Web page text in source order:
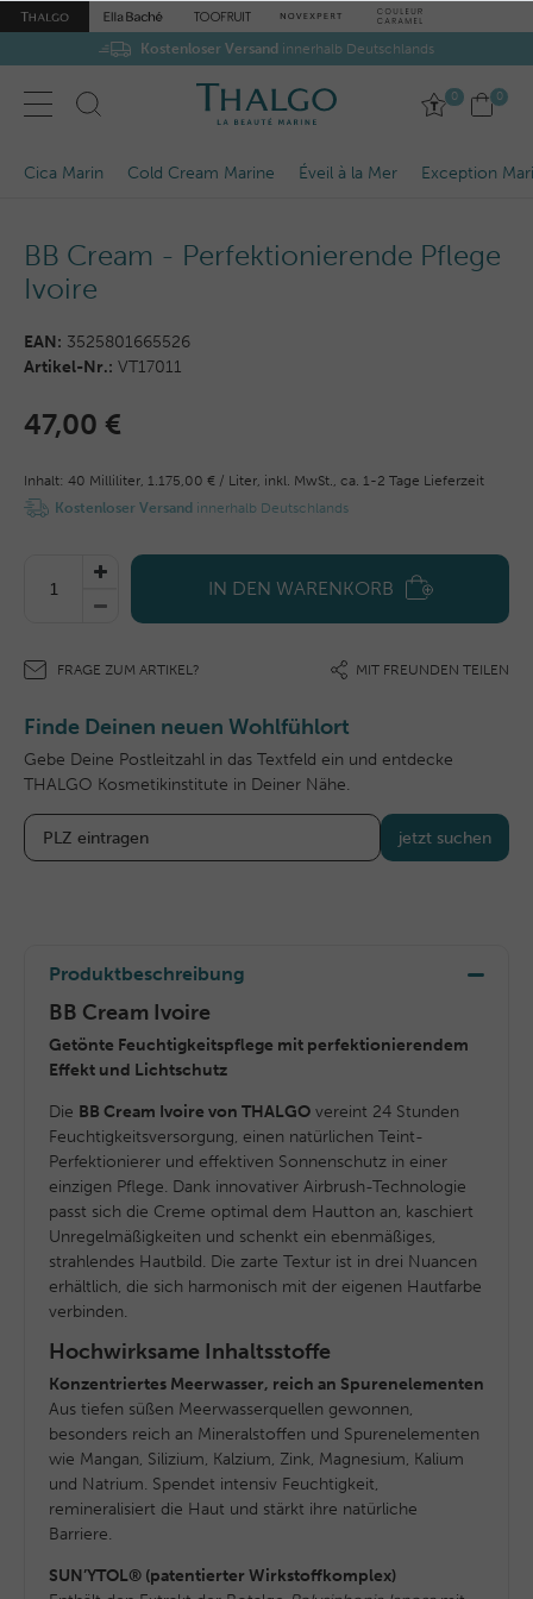
Kostenloser Versand innerhalb Deutschlands
0 0
Cica Marin Cold Cream Marine Éveil à la Mer Exception
BB Cream - Perfektionierende Pflege
Ivoire
EAN: 3525801665526
Artikel-Nr.: VT17011
47,00 €
Inhalt: 40 Milliliter, 1.175,00 € / Liter, inkl. MwSt., ca. 1-2 Tage Lieferzeit
Kostenloser Versand innerhalb Deutschlands
IN DEN WARENKORB
FRAGE ZUM ARTIKEL? MIT FREUNDEN TEILEN
Finde Deinen neuen Wohlfühlort
Gebe Deine Postleitzahl in das Textfeld ein und entdecke
THALGO Kosmetikinstitute in Deiner Nähe.
jetzt suchen
Produktbeschreibung
BB Cream Ivoire
Getönte Feuchtigkeitspflege mit perfektionierendem
Effekt und Lichtschutz
Die BB Cream Ivoire von THALGO vereint 24 Stunden
Feuchtigkeitsversorgung, einen natürlichen Teint-
Perfektionierer und effektiven Sonnenschutz in einer
einzigen Pflege. Dank innovativer Airbrush-Technologie
passt sich die Creme optimal dem Hautton an, kaschiert
Unregelmäßigkeiten und schenkt ein ebenmäßiges,
strahlendes Hautbild. Die zarte Textur ist in drei Nuancen
erhältlich, die sich harmonisch mit der eigenen Hautfarbe
verbinden.
Hochwirksame Inhaltsstoffe
Konzentriertes Meerwasser, reich an Spurenelementen
Aus tiefen süßen Meerwasserquellen gewonnen,
besonders reich an Mineralstoffen und Spurenelementen
wie Mangan, Silizium, Kalzium, Zink, Magnesium, Kalium
und Natrium. Spendet intensiv Feuchtigkeit,
remineralisiert die Haut und stärkt ihre natürliche
Barriere.
SUN’YTOL® (patentierter Wirkstoffkomplex)